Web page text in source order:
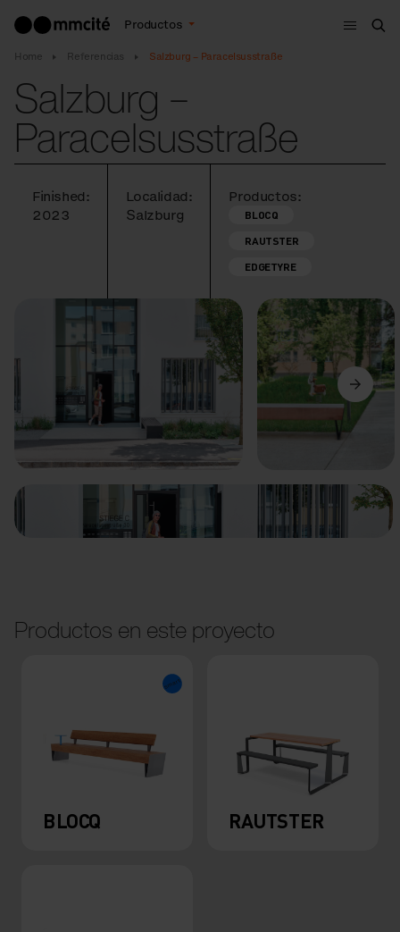
Productos
Menú
Home Referencias Salzburg – Paracelsusstraße
Salzburg –
Paracelsusstraße
Finished:
2023
Localidad:
Salzburg
Productos:
BLOCQ
RAUTSTER
EDGETYRE
Anterior Siguiente
Productos en este proyecto
BLOCQ RAUTSTER